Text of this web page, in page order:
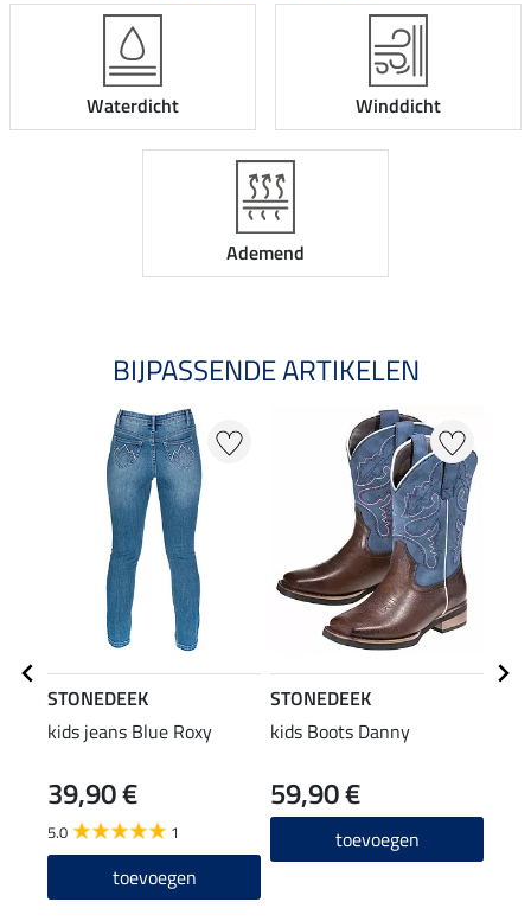
Waterdicht Winddicht
Ademend
BIJPASSENDE ARTIKELEN
STONEDEEK
kids jeans Blue Roxy
39,90 €
5.0 1
toevoegen
STONEDEEK
kids Boots Danny
59,90 €
toevoegen